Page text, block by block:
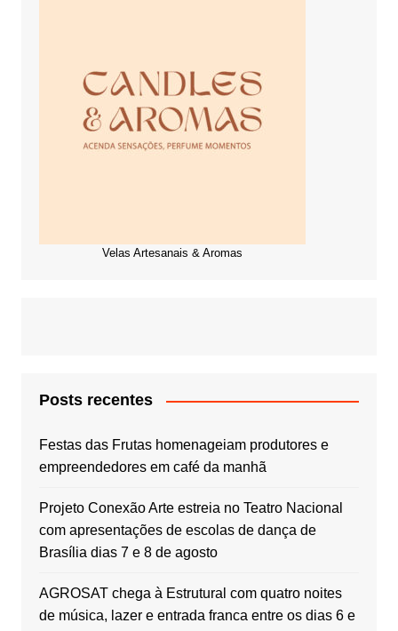
Velas Artesanais & Aromas
Posts recentes
Festas das Frutas homenageiam produtores e
empreendedores em café da manhã
Projeto Conexão Arte estreia no Teatro Nacional
com apresentações de escolas de dança de
Brasília dias 7 e 8 de agosto
AGROSAT chega à Estrutural com quatro noites
de música, lazer e entrada franca entre os dias 6 e